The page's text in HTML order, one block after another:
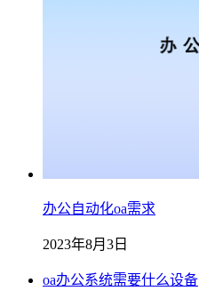
办公自动化oa需求
2023年8月3日
oa办公系统需要什么设备